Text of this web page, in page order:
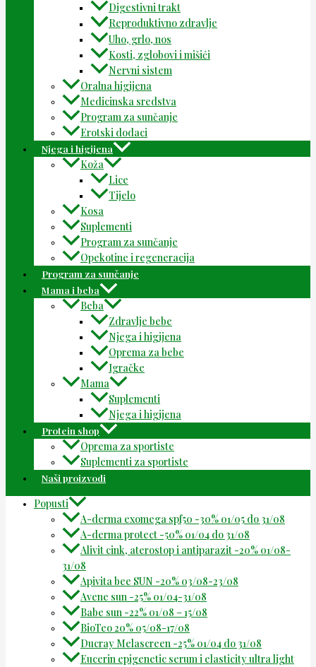
Digestivni trakt
Reproduktivno zdravlje
Uho, grlo, nos
Kosti, zglobovi i mišići
Nervni sistem
Oralna higijena
Medicinska sredstva
Program za sunčanje
Erotski dodaci
Njega i higijena
Koža
Lice
Tijelo
Kosa
Suplementi
Program za sunčanje
Opekotine i regeneracija
Program za sunčanje
Mama i beba
Beba
Zdravlje bebe
Njega i higijena
Oprema za bebe
Igračke
Mama
Suplementi
Njega i higijena
Protein shop
Oprema za sportiste
Suplementi za sportiste
Naši proizvodi
Popusti
A-derma exomega spf50 -30% 01/05 do 31/08
A-derma protect -50% 01/04 do 31/08
Alivit cink, aterostop i antiparazit -20% 01/08-
31/08
Apivita bee SUN -20% 03/08-23/08
Avene sun -25% 01/04-31/08
Babe sun -22% 01/08 – 15/08
BioTeo 20% 05/08-17/08
Ducray Melascreen -25% 01/04 do 31/08
Eucerin epigenetic serum i elasticity ultra light